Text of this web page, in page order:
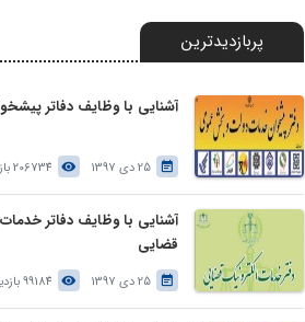
پربازدیدترین
آشنایی با وظایف دفاتر
25 دی 1397 206734 بازدید
آشنایی با وظایف دفاتر خدمات
قضایی
25 دی 1397 99184 بازدید